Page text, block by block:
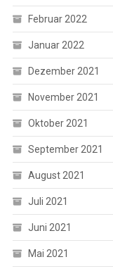
Februar 2022
Januar 2022
Dezember 2021
November 2021
Oktober 2021
September 2021
August 2021
Juli 2021
Juni 2021
Mai 2021